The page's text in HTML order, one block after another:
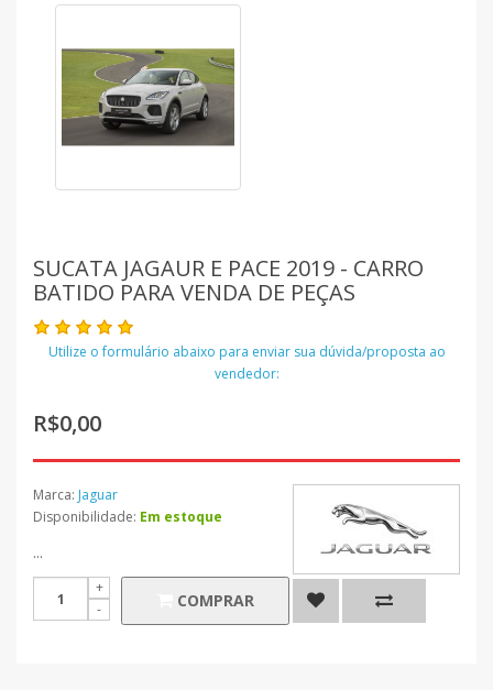
SUCATA JAGAUR E PACE 2019 - CARRO
BATIDO PARA VENDA DE PEÇAS
Utilize o formulário abaixo para enviar sua dúvida/proposta ao
vendedor:
R$0,00
Marca: Jaguar
Disponibilidade: Em estoque
...
COMPRAR